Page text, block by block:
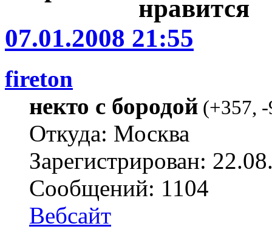
07.01.2008 21:55
fireton
некто с бородой (+357,
Откуда: Москва
Зарегистрирован:
Сообщений: 1104
Вебсайт